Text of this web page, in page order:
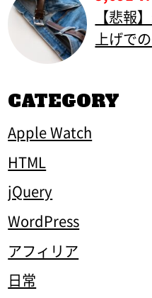
【悲報
上げで
CATEGORY
Apple Watch
HTML
jQuery
WordPress
アフィリア
日常